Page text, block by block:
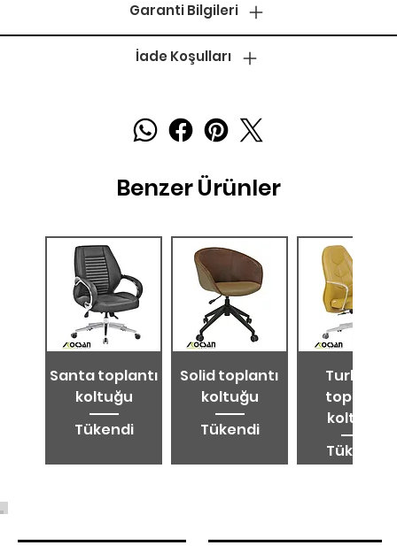
Garanti Bilgileri
İade Koşulları
Benzer Ürünler
Santa toplantı
koltuğu
Tükendi
Solid toplantı
koltuğu
Tükendi
Turkuaz
toplantı
koltuğu
Tükendi